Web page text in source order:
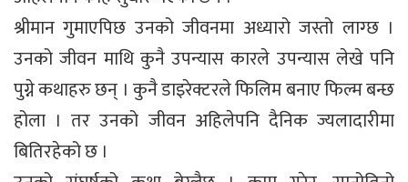
श्रीमान गुमाएपिछ उनको जीवनमा अध्यारो जस्तो लाग्छ ।
उनको जीवन माथि कुनै उपन्यास कारले उपन्यास लेखे पनि
पुग्ने कथाहरु छन् । कुनै डाइरेक्टरले फिलिम बनाए फिल्म बन्छ
होला । तर उनको जीवन अहिलेपनि दैनिक ज्यलादारीमा
बितिरहेको छ ।